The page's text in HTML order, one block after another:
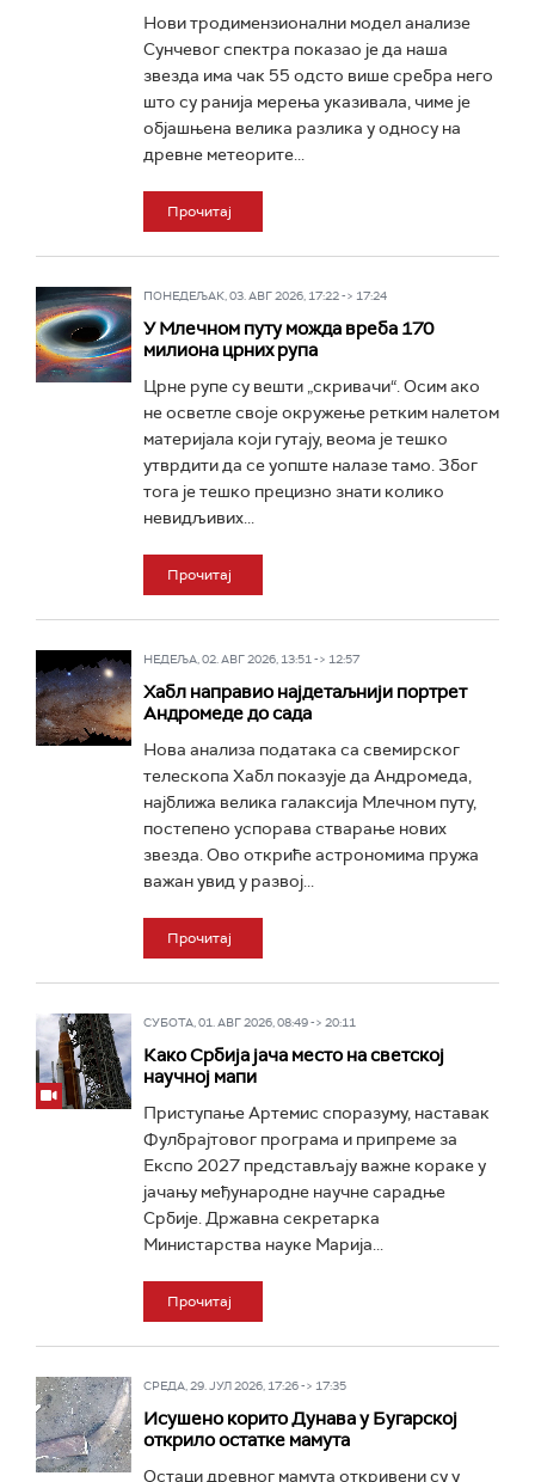
Нови тродимензионални модел анализе
Сунчевог спектра показао је да наша
звезда има чак 55 одсто више сребра него
што су ранија мерења указивала, чиме је
објашњена велика разлика у односу на
древне метеорите...
Прочитај
ПОНЕДЕЉАК, 03. АВГ 2026, 17:22 -> 17:24
У Млечном путу можда вреба 170
милиона црних рупа
Црне рупе су вешти „скривачи“. Осим ако
не осветле своје окружење ретким налетом
материјала који гутају, веома је тешко
утврдити да се уопште налазе тамо. Због
тога је тешко прецизно знати колико
невидљивих...
Прочитај
НЕДЕЉА, 02. АВГ 2026, 13:51 -> 12:57
Хабл направио најдетаљнији портрет
Андромеде до сада
Нова анализа података са свемирског
телескопа Хабл показује да Андромеда,
најближа велика галаксија Млечном путу,
постепено успорава стварање нових
звезда. Ово откриће астрономима пружа
важан увид у развој...
Прочитај
СУБОТА, 01. АВГ 2026, 08:49 -> 20:11
Како Србија јача место на светској
научној мапи
Приступање Артемис споразуму, наставак
Фулбрајтовог програма и припреме за
Експо 2027 представљају важне кораке у
јачању међународне научне сарадње
Србије. Државна секретарка
Министарства науке Марија...
Прочитај
СРЕДА, 29. ЈУЛ 2026, 17:26 -> 17:35
Исушено корито Дунава у Бугарској
открило остатке мамута
Остаци древног мамута откривени су у